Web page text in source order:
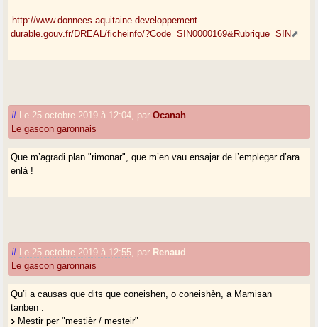
http://www.donnees.aquitaine.developpement-
durable.gouv.fr/DREAL/ficheinfo/?Code=SIN0000169&Rubrique=SIN
# Le 25 octobre 2019 à 12:04 parOcanah
Le gascon garonnais
Que m’agradi plan "rimonar", que m’en vau ensajar de l’emplegar d’ara
enlà !
# Le 25 octobre 2019 à 12:55 par Renaud
Le gascon garonnais
Qu’i a causas que dits que coneishen, o coneishèn, a Mamisan
tanben :
Mestir per "mestièr / mesteir"